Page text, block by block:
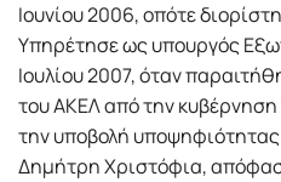
Ιουνίου 2006, οπότε
Υπηρέτησε ως υπουργός
Ιουλίου 2007, όταν
του ΑΚΕΛ από την
την υποβολή
Δημήτρη Χριστόφια,